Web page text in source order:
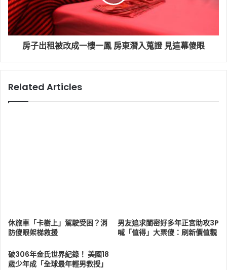
房子出租被改成一樓一鳳 房東潛入蒐證 見這幕傻眼
Related Articles
休旅車「卡樹上」駕駛受困？消
防傻眼架梯救援
男友追求閨密好多年正宮助攻3P
喊「值得」大票傻：刷新價值觀
破306年金氏世界紀錄！ 美國18
歲少年成「全球最年輕男教授」